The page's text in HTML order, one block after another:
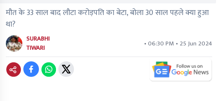
मौत के 33 साल बाद लौटा करोड़पति का बेटा, बोला 30 साल पहले क्या हुआ
था?
SURABHI
TIWARI
• 06:30 PM • 25 Jun 2024